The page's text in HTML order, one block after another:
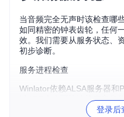
当音频完全无声时该检查哪
如同精密的钟表齿轮，任何
效。我们需要从服务状态、
初步诊断。
服务进程检查
Winlator依赖ALSA服务器和
过ADB命令可快速检查它们
登录后